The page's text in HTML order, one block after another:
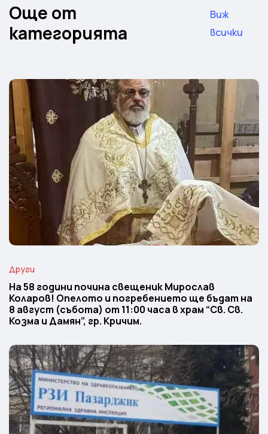
Още от
категорията
Виж
всички
Други
На 58 години почина свещеник Мирослав
Коларов! Опелото и погребението ще бъдат на
8 август (събота) от 11:00 часа в храм “Св. Св.
Козма и Дамян”, гр. Кричим.